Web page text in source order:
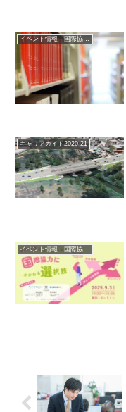
キャリアガイド2020-21